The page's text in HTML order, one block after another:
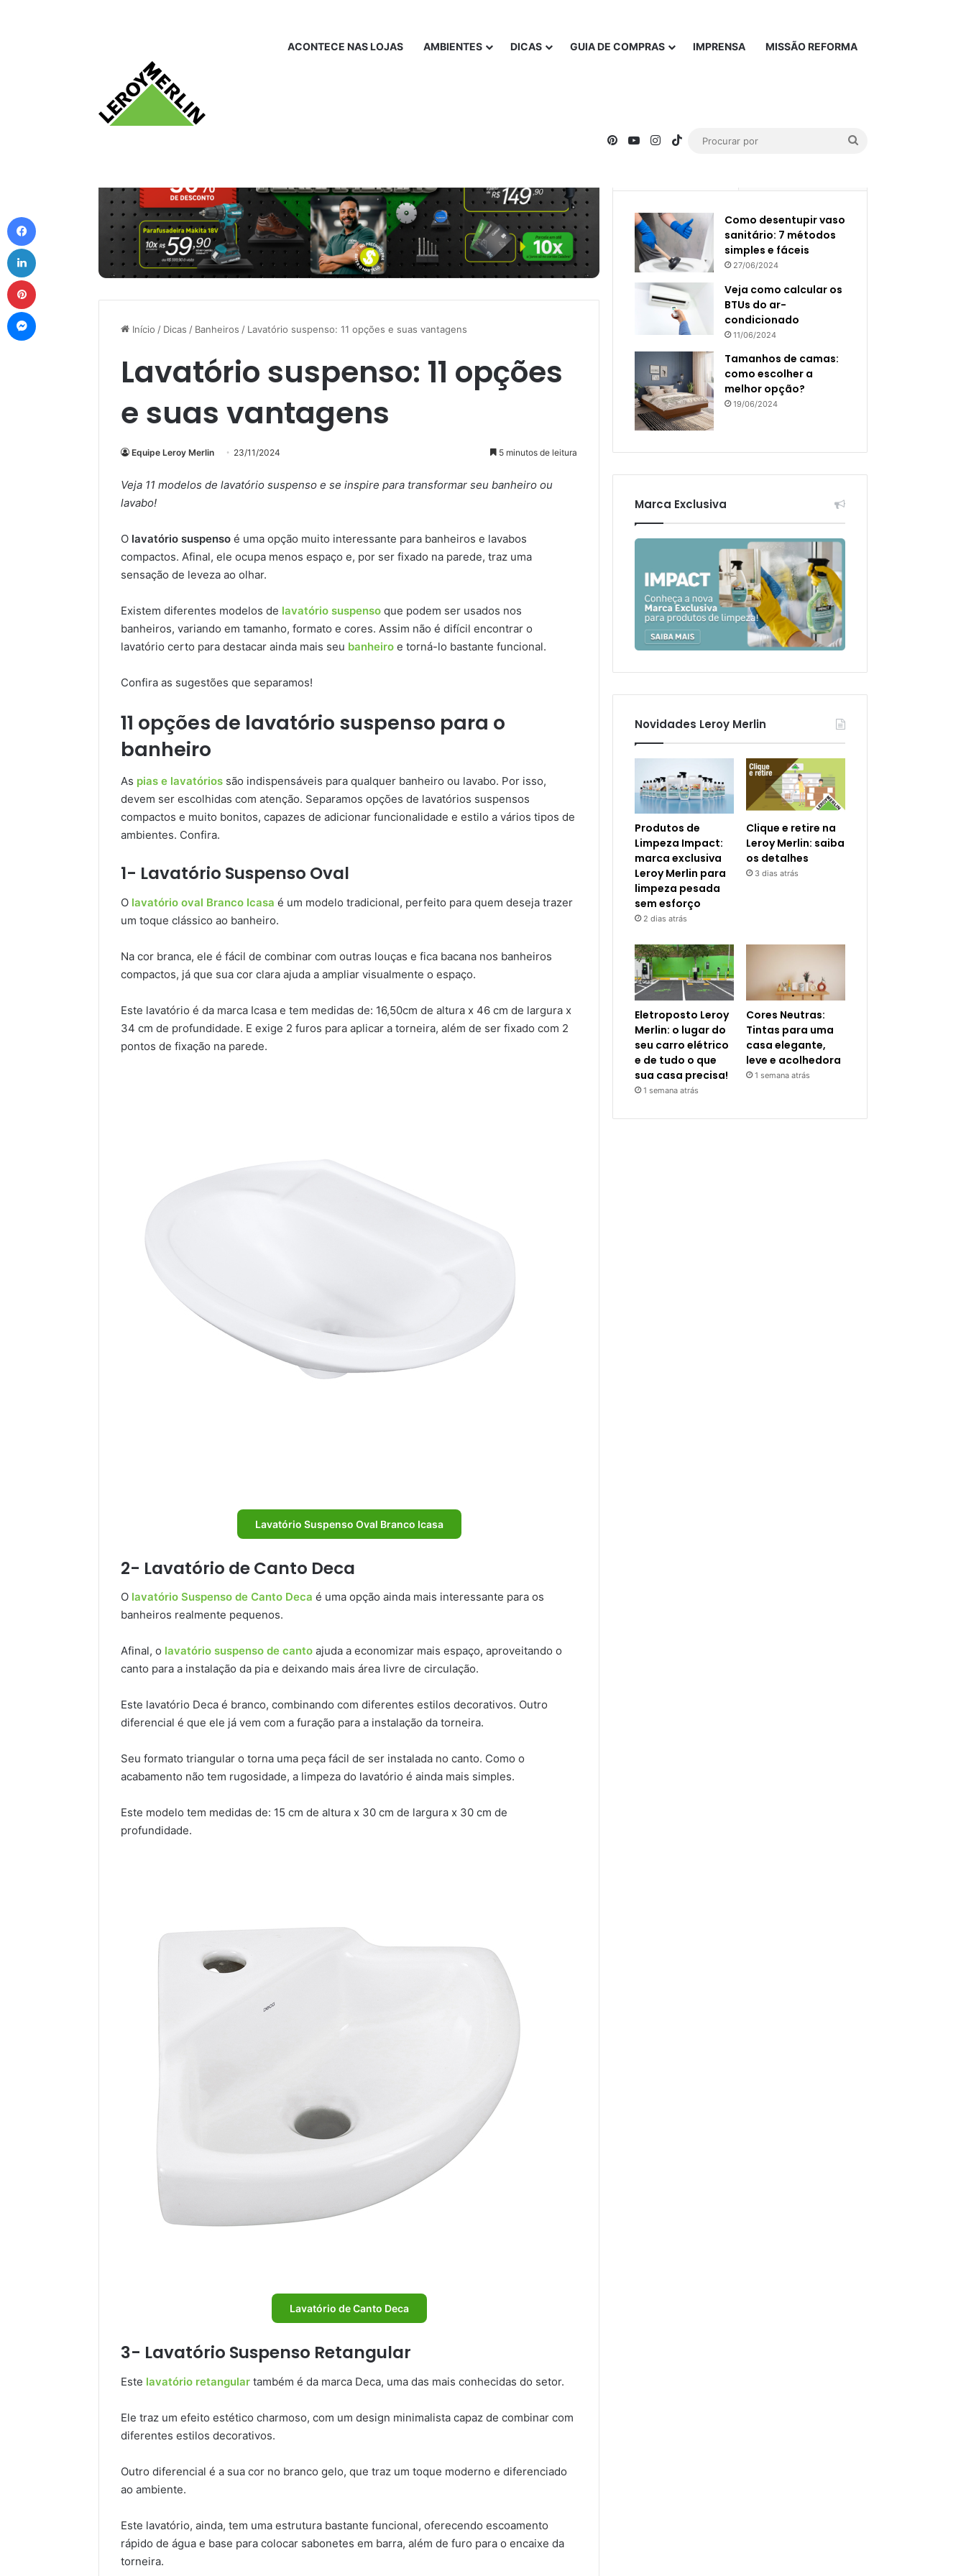
ACONTECE NAS LOJAS AMBIENTES DICAS GUIA DE COMPRAS IMPRENSA MISSÃO REFORMA
PinterestYouTubeInstagram
TikTok
Início / Dicas / Banheiros / Lavatório suspenso: 11 opções e suas vantagens
Lavatório suspenso: 11 opções
e suas vantagens
Equipe Leroy Merlin 23/11/2024 5 minutos de leitura
Veja 11 modelos de lavatório suspenso e se inspire para transformar seu banheiro ou
lavabo!
O lavatório suspenso é uma opção muito interessante para banheiros e lavabos
compactos. Afinal, ele ocupa menos espaço e, por ser fixado na parede, traz uma
sensação de leveza ao olhar.
Existem diferentes modelos de lavatório suspenso que podem ser usados nos
banheiros, variando em tamanho, formato e cores. Assim não é difícil encontrar o
lavatório certo para destacar ainda mais seu banheiro e torná-lo bastante funcional.
Confira as sugestões que separamos!
11 opções de lavatório suspenso para o
banheiro
As pias e lavatórios são indispensáveis para qualquer banheiro ou lavabo. Por isso,
devem ser escolhidas com atenção. Separamos opções de lavatórios suspensos
compactos e muito bonitos, capazes de adicionar funcionalidade e estilo a vários tipos de
ambientes. Confira.
1- Lavatório Suspenso Oval
O lavatório oval Branco Icasa é um modelo tradicional, perfeito para quem deseja trazer
um toque clássico ao banheiro.
Na cor branca, ele é fácil de combinar com outras louças e fica bacana nos banheiros
compactos, já que sua cor clara ajuda a ampliar visualmente o espaço.
Este lavatório é da marca Icasa e tem medidas de: 16,50cm de altura x 46 cm de largura x
34 cm de profundidade. E exige 2 furos para aplicar a torneira, além de ser fixado com 2
pontos de fixação na parede.
Lavatório Suspenso Oval Branco Icasa
2- Lavatório de Canto Deca
O lavatório Suspenso de Canto Deca é uma opção ainda mais interessante para os
banheiros realmente pequenos.
Afinal, o lavatório suspenso de canto ajuda a economizar mais espaço, aproveitando o
canto para a instalação da pia e deixando mais área livre de circulação.
Este lavatório Deca é branco, combinando com diferentes estilos decorativos. Outro
diferencial é que ele já vem com a furação para a instalação da torneira.
Seu formato triangular o torna uma peça fácil de ser instalada no canto. Como o
acabamento não tem rugosidade, a limpeza do lavatório é ainda mais simples.
Este modelo tem medidas de: 15 cm de altura x 30 cm de largura x 30 cm de
profundidade.
Lavatório de Canto Deca
3- Lavatório Suspenso Retangular
Este lavatório retangular também é da marca Deca, uma das mais conhecidas do setor.
Ele traz um efeito estético charmoso, com um design minimalista capaz de combinar com
diferentes estilos decorativos.
Outro diferencial é a sua cor no branco gelo, que traz um toque moderno e diferenciado
ao ambiente.
Este lavatório, ainda, tem uma estrutura bastante funcional, oferecendo escoamento
rápido de água e base para colocar sabonetes em barra, além de furo para o encaixe da
torneira.
Como desentupir vaso
sanitário: 7 métodos
simples e fáceis
27/06/2024
Veja como calcular os
BTUs do ar-
condicionado
11/06/2024
Tamanhos de camas:
como escolher a
melhor opção?
19/06/2024
Marca Exclusiva
Novidades Leroy Merlin
Produtos de
Limpeza Impact:
marca exclusiva
Leroy Merlin para
limpeza pesada
sem esforço
2 dias atrás
Clique e retire na
Leroy Merlin: saiba
os detalhes
3 dias atrás
Eletroposto Leroy
Merlin: o lugar do
seu carro elétrico
e de tudo o que
sua casa precisa!
1 semana atrás
Cores Neutras:
Tintas para uma
casa elegante,
leve e acolhedora
1 semana atrás